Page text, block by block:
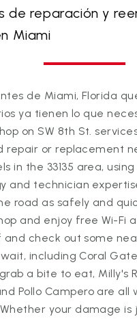
de reparación y
Miami
de Miami, Florida
ya tienen lo que
on SW 8th St.
repair or replacement
in the 33135 area,
and technician
road as safely and
and enjoy free Wi-Fi
and check out some
including Coral
a bite to eat, Milly's
Pollo Campero are all
your damage is